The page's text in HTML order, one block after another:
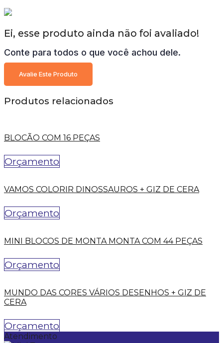
Ei, esse produto ainda não foi avaliado!
Conte para todos o que você achou dele.
Avalie Este Produto
Produtos relacionados
BLOCÃO COM 16 PEÇAS
Orçamento
VAMOS COLORIR DINOSSAUROS + GIZ DE CERA
Orçamento
MINI BLOCOS DE MONTA MONTA COM 44 PEÇAS
Orçamento
MUNDO DAS CORES VÁRIOS DESENHOS + GIZ DE
CERA
Orçamento
Atendimento